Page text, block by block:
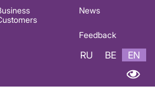
News
Feedback
RU BE EN